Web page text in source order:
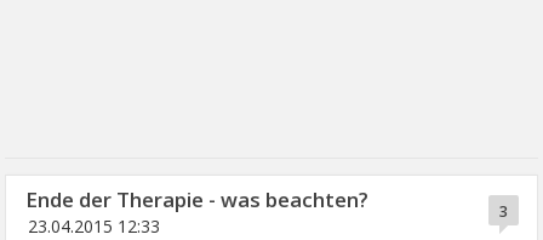
3
Ende der Therapie - was beachten?
23.04.2015 12:33